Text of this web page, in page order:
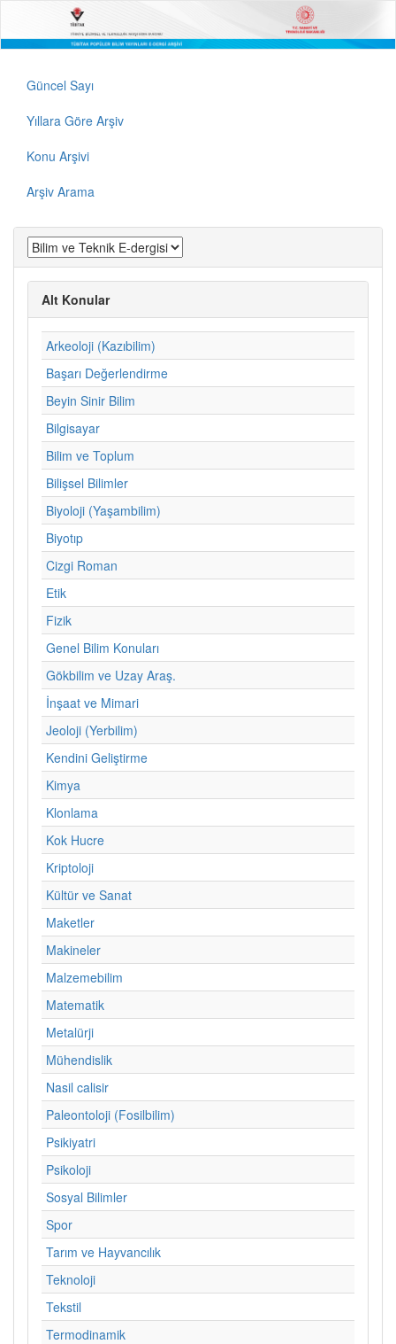
Güncel Sayı
Yıllara Göre Arşiv
Konu Arşivi
Arşiv Arama
Alt Konular
Arkeoloji (Kazıbilim)
Başarı Değerlendirme
Beyin Sinir Bilim
Bilgisayar
Bilim ve Toplum
Bilişsel Bilimler
Biyoloji (Yaşambilim)
Biyotıp
Cizgi Roman
Etik
Fizik
Genel Bilim Konuları
Gökbilim ve Uzay Araş.
İnşaat ve Mimari
Jeoloji (Yerbilim)
Kendini Geliştirme
Kimya
Klonlama
Kok Hucre
Kriptoloji
Kültür ve Sanat
Maketler
Makineler
Malzemebilim
Matematik
Metalürji
Mühendislik
Nasil calisir
Paleontoloji (Fosilbilim)
Psikiyatri
Psikoloji
Sosyal Bilimler
Spor
Tarım ve Hayvancılık
Teknoloji
Tekstil
Termodinamik